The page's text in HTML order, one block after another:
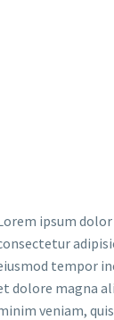
ipsum
tempor
dolore magna
veniam,